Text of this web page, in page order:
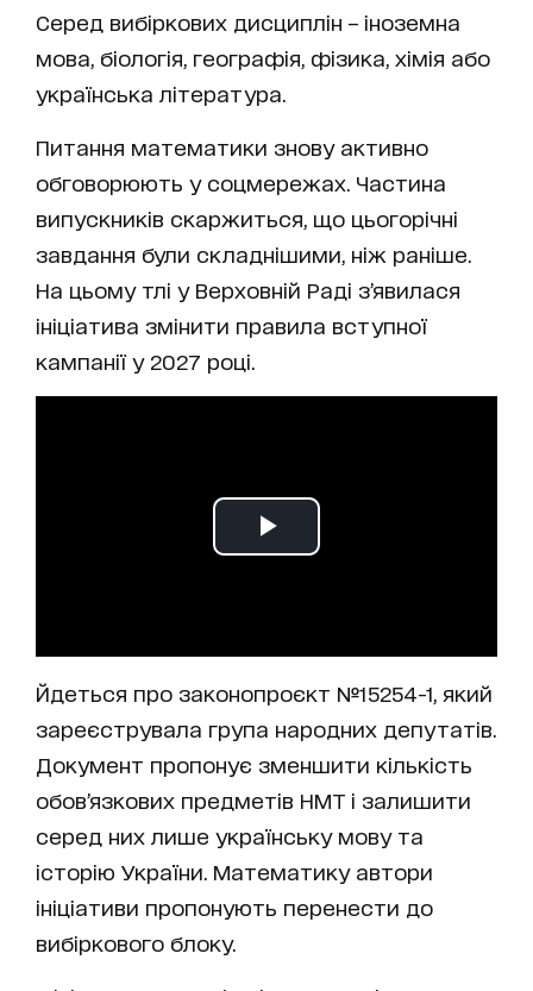
Серед вибіркових дисциплін – іноземна
мова, біологія, географія, фізика, хімія або
українська література.
Питання математики знову активно
обговорюють у соцмережах. Частина
випускників скаржиться, що цьогорічні
завдання були складнішими, ніж раніше.
На цьому тлі у Верховній Раді з’явилася
ініціатива змінити правила вступної
кампанії у 2027 році.
Йдеться про законопроєкт №15254-1, який
зареєструвала група народних депутатів.
Документ пропонує зменшити кількість
обов’язкових предметів НМТ і залишити
серед них лише українську мову та
історію України. Математику автори
ініціативи пропонують перенести до
вибіркового блоку.